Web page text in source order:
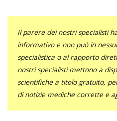
Il parere dei nostri specialisti
informativo e non può in
specialistica o al rapporto
nostri specialisti mettono a
scientifiche a titolo gratuito,
di notizie mediche corrette e